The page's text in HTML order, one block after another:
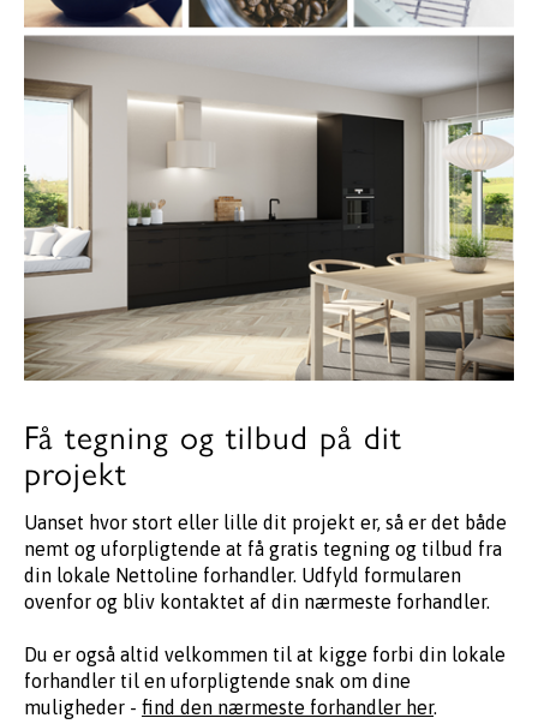
Få tegning og tilbud på dit
projekt
Uanset hvor stort eller lille dit projekt er, så er det både
nemt og uforpligtende at få gratis tegning og tilbud fra
din lokale Nettoline forhandler. Udfyld formularen
ovenfor og bliv kontaktet af din nærmeste forhandler.
Du er også altid velkommen til at kigge forbi din lokale
forhandler til en uforpligtende snak om dine
muligheder - find den nærmeste forhandler her.